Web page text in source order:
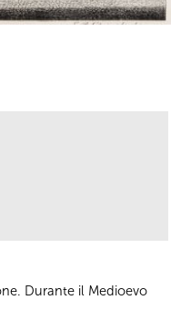
Durante il Medioevo